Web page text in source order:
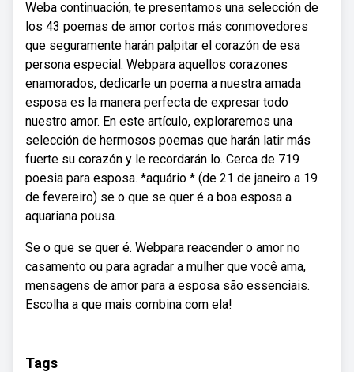
Weba continuación, te presentamos una selección de
los 43 poemas de amor cortos más conmovedores
que seguramente harán palpitar el corazón de esa
persona especial. Webpara aquellos corazones
enamorados, dedicarle un poema a nuestra amada
esposa es la manera perfecta de expresar todo
nuestro amor. En este artículo, exploraremos una
selección de hermosos poemas que harán latir más
fuerte su corazón y le recordarán lo. Cerca de 719
poesia para esposa. *aquário * (de 21 de janeiro a 19
de fevereiro) se o que se quer é a boa esposa a
aquariana pousa.
Se o que se quer é. Webpara reacender o amor no
casamento ou para agradar a mulher que você ama,
mensagens de amor para a esposa são essenciais.
Escolha a que mais combina com ela!
Tags